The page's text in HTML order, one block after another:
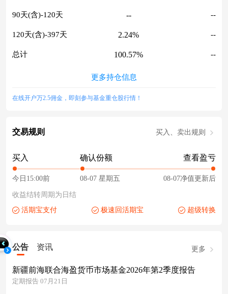
90天(含)-120天 -- --
120天(含)-397天 2.24% --
总计 100.57% --
更多持仓信息
在线开户万2.5佣金，即刻参与基金重仓股行情！
交易规则 买入、卖出规则
买入
今日15:00前
确认份额
08-07 星期五
查看盈亏
08-07净值更新后
收益结转周期为日结
活期宝支付
极速回活期宝 超级转换
公告 资讯 更多
新疆前海联合海盈货币市场基金2026年第2季度报告
定期报告 07月21日